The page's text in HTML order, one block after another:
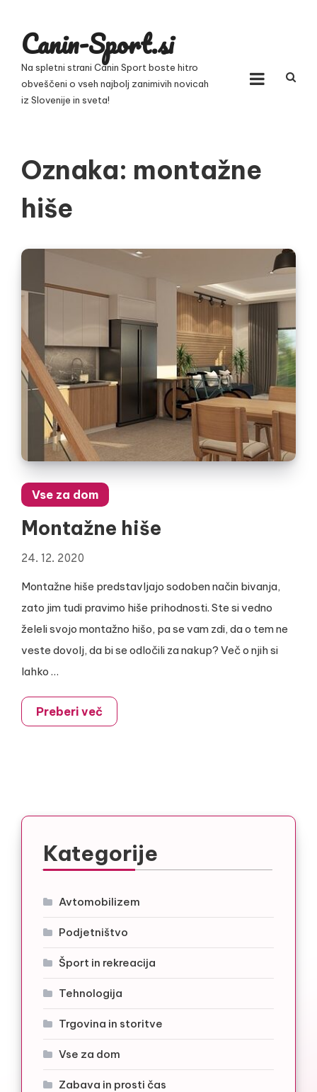
contentCanin-Sport.si
Na spletni strani Canin Sport boste hitro
obveščeni o vseh najbolj zanimivih novicah
iz Slovenije in sveta!
Oznaka: montažne
hiše
Vse za dom
Montažne hiše
24. 12. 2020
Montažne hiše predstavljajo sodoben način bivanja,
zato jim tudi pravimo hiše prihodnosti. Ste si vedno
želeli svojo montažno hišo, pa se vam zdi, da o tem ne
veste dovolj, da bi se odločili za nakup? Več o njih si
lahko …
Preberi več
Kategorije
Avtomobilizem
Podjetništvo
Šport in rekreacija
Tehnologija
Trgovina in storitve
Vse za dom
Zabava in prosti čas